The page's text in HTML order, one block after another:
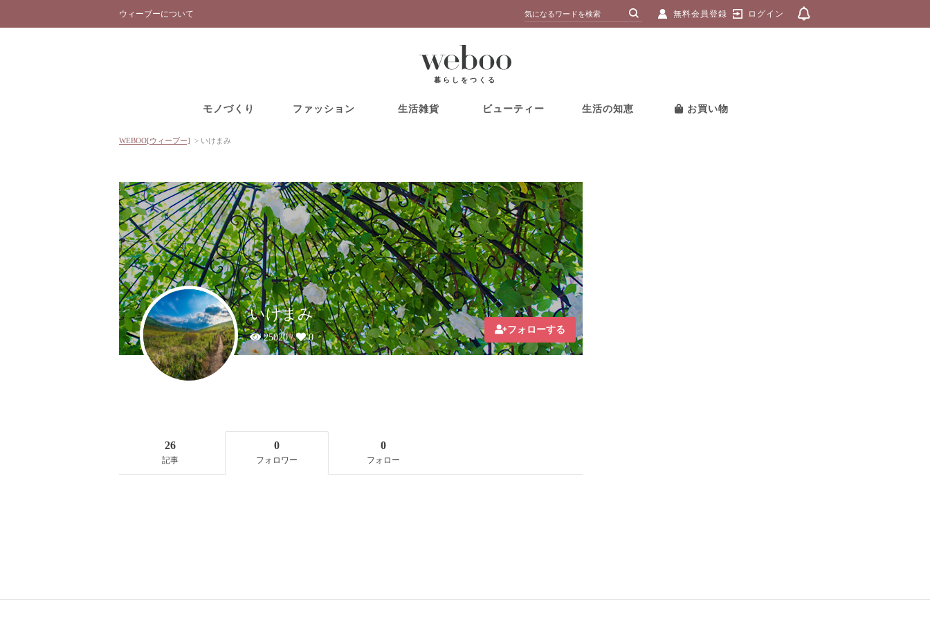
ウィーブーについて 無料会員登録 ログイン
暮らしをつくる
モノづくり ファッション 生活雑貨 ビューティー 生活の知恵 お買い物
WEBOO[ウィーブー] > いけまみ
フォローする
いけまみ
25020 / 0
26
記事
0
フォロワー
0
フォロー